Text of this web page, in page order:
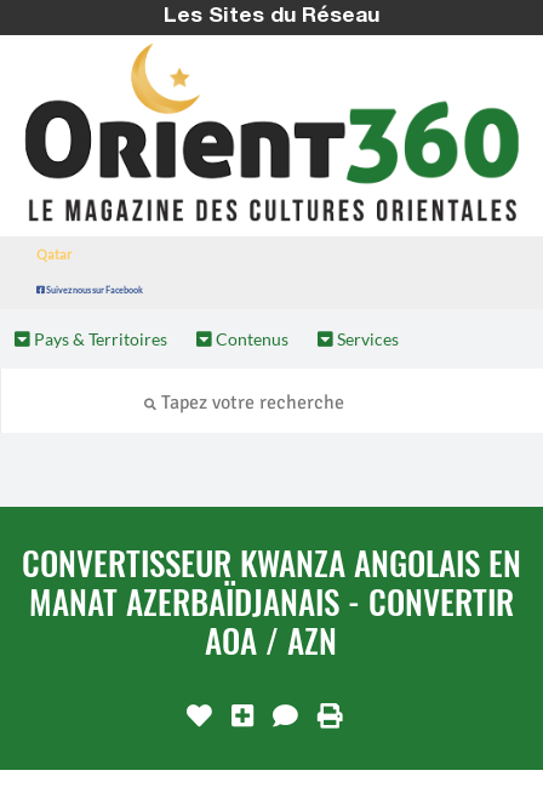
Les Sites du Réseau
Qatar
Suivez nous sur Facebook
Pays & Territoires Contenus Services
CONVERTISSEUR KWANZA ANGOLAIS EN
MANAT AZERBAÏDJANAIS - CONVERTIR
AOA / AZN